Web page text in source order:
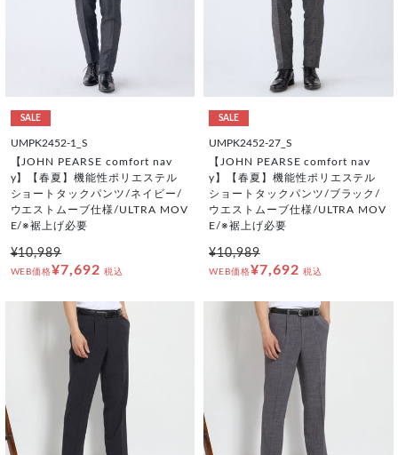
SALE
UMPK2452-1_S
【JOHN PEARSE comfort nav
y】【春夏】機能性ポリエステル
ショートタックパンツ/ネイビー/
ウエストムーブ仕様/ULTRA MOV
E/※裾上げ必要
¥10,989
WEB価格¥7,692 税込
SALE
UMPK2452-27_S
【JOHN PEARSE comfort nav
y】【春夏】機能性ポリエステル
ショートタックパンツ/ブラック/
ウエストムーブ仕様/ULTRA MOV
E/※裾上げ必要
¥10,989
WEB価格¥7,692 税込